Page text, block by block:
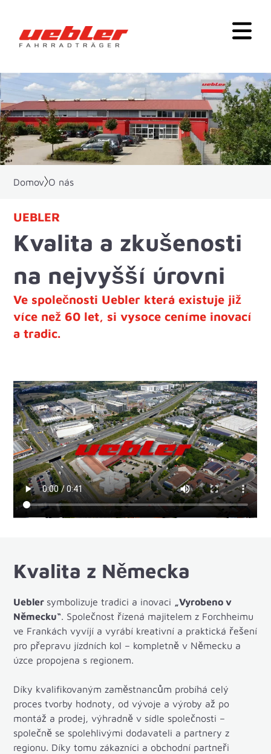
Domov O nás
UEBLER
Kvalita a zkušenosti
na nejvyšší úrovni
Ve společnosti Uebler která existuje již
více než 60 let, si vysoce ceníme inovací
a tradic.
Kvalita z Německa
Uebler symbolizuje tradici a inovaci „Vyrobeno v
Německu“. Společnost řízená majitelem z Forchheimu
ve Frankách vyvíjí a vyrábí kreativní a praktická řešení
pro přepravu jízdních kol – kompletně v Německu a
úzce propojena s regionem.
Díky kvalifikovaným zaměstnancům probíhá celý
proces tvorby hodnoty, od vývoje a výroby až po
montáž a prodej, výhradně v sídle společnosti –
společně se spolehlivými dodavateli a partnery z
regionu. Díky tomu zákazníci a obchodní partneři